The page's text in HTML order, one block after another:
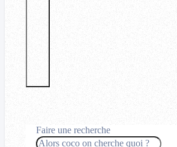
Faire une recherche
Rechercher